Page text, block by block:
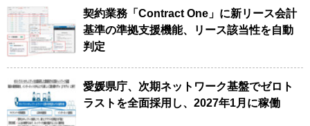
契約業務「Contract One」に新リース会計
基準の準拠支援機能、リース該当性を自動
判定
愛媛県庁、次期ネットワーク基盤でゼロト
ラストを全面採用し、2027年1月に稼働